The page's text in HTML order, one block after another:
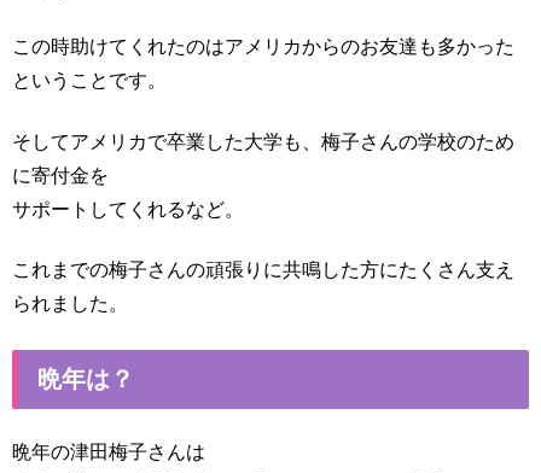
この時助けてくれたのはアメリカからのお友達も多かった
ということです。
そしてアメリカで卒業した大学も、梅子さんの学校のため
に寄付金を
サポートしてくれるなど。
これまでの梅子さんの頑張りに共鳴した方にたくさん支え
られました。
晩年は？
晩年の津田梅子さんは